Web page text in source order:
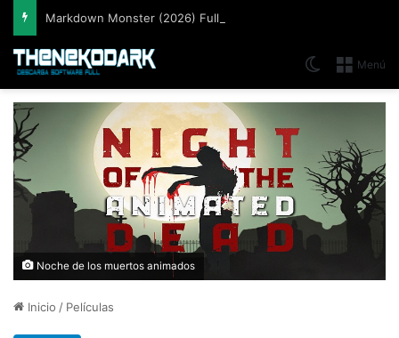
Markdown Monster (2026) Full Español [Mega]
Menú
Switch skin
Noche de los muertos animados
Inicio / Películas